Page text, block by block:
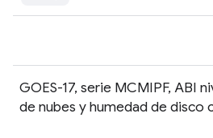
GOES-17, serie MCMIPF, ABI
de nubes y humedad de disco